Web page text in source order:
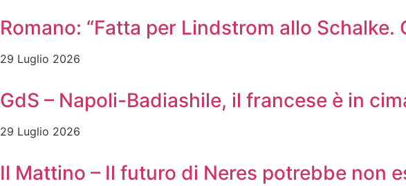
Romano: “Fatta per Lindstrom allo Schalke.
29 Luglio 2026
GdS – Napoli-Badiashile, il francese è in
29 Luglio 2026
Il Mattino – Il futuro di Neres potrebbe non